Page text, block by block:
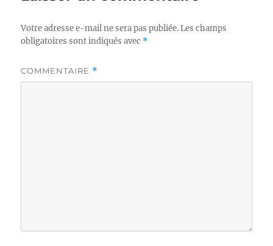
Votre adresse e-mail ne sera pas publiée. Les champs
obligatoires sont indiqués avec *
COMMENTAIRE *